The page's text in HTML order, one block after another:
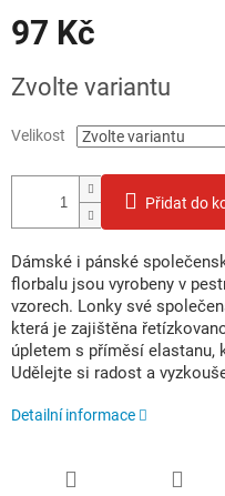
97 Kč
cena:
Zvolte variantu
Velikost
Přidat do
Dámské i pánské
florbalu jsou vyrobeny v
vzorech. Lonky své
která je zajištěna
úpletem s příměsí elastanu,
Udělejte si radost a
Detailní informace